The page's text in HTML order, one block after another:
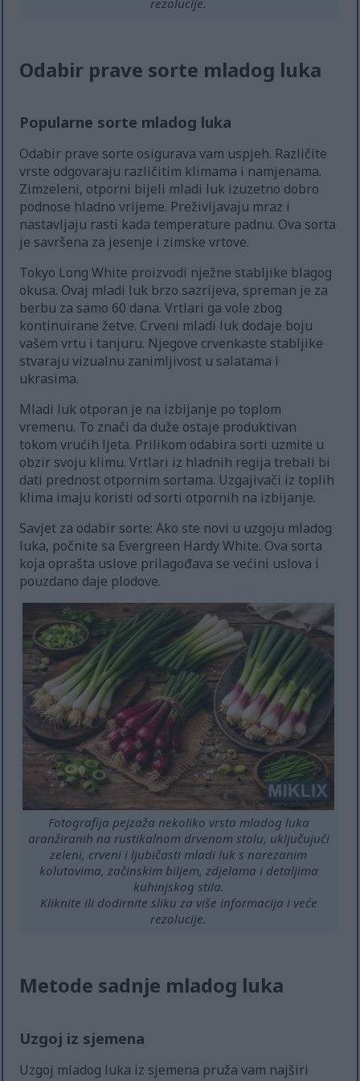
Odabir prave sorte mladog luka
Popularne sorte mladog luka
Odabir prave sorte osigurava vam uspjeh. Različite
vrste odgovaraju različitim klimama i namjenama.
Zimzeleni, otporni bijeli mladi luk izuzetno dobro
podnose hladno vrijeme. Preživljavaju mraz i
nastavljaju rasti kada temperature padnu. Ova sorta
je savršena za jesenje i zimske vrtove.
Tokyo Long White proizvodi nježne stabljike blagog
okusa. Ovaj mladi luk brzo sazrijeva, spreman je za
berbu za samo 60 dana. Vrtlari ga vole zbog
kontinuirane žetve. Crveni mladi luk dodaje boju
vašem vrtu i tanjuru. Njegove crvenkaste stabljike
stvaraju vizualnu zanimljivost u salatama i
ukrasima.
Mladi luk otporan je na izbijanje po toplom
vremenu. To znači da duže ostaje produktivan
tokom vrućih ljeta. Prilikom odabira sorti uzmite u
obzir svoju klimu. Vrtlari iz hladnih regija trebali bi
dati prednost otpornim sortama. Uzgajivači iz toplih
klima imaju koristi od sorti otpornih na izbijanje.
Savjet za odabir sorte: Ako ste novi u uzgoju mladog
luka, počnite sa Evergreen Hardy White. Ova sorta
koja oprašta uslove prilagođava se većini uslova i
pouzdano daje plodove.
Fotografija pejzaža nekoliko vrsta mladog luka
aranžiranih na rustikalnom drvenom stolu, uključujući
zeleni, crveni i ljubičasti mladi luk s narezanim
kolutovima, začinskim biljem, zdjelama i detaljima
kuhinjskog stila.
Kliknite ili dodirnite sliku za više informacija i veće
rezolucije.
Metode sadnje mladog luka
Uzgoj iz sjemena
Uzgoj mladog luka iz sjemena pruža vam najširi